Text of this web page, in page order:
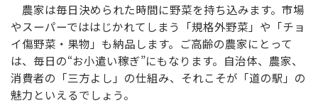
農家は毎日決められた時間に野菜を持ち込みます。市場
やスーパーでははじかれてしまう「規格外野菜」や「チョ
イ傷野菜・果物」も納品します。ご高齢の農家にとって
は、毎日の“お小遣い稼ぎ”にもなります。自治体、農家、
消費者の「三方よし」の仕組み、それこそが「道の駅」の
魅力といえるでしょう。